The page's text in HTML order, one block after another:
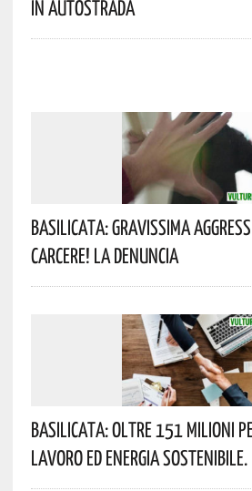
In Autostrada
Basilicata: Gravissima
Carcere! La Denuncia
Basilicata: Oltre 151 Milioni
Lavoro Ed Energia